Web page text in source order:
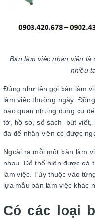
Bàn làm việc nhân viên
nhiều
Đúng như tên gọi bàn làm
làm việc thường ngày.
bảo quản những dụng cụ
tờ, hồ sơ, sổ sách, bút
đa để nhân viên có được
Ngoài ra mỗi một bàn làm
nhau. Để thể hiện được cá
làm việc. Tùy thuộc vào
lựa mẫu bàn làm việc khác
Có các loại